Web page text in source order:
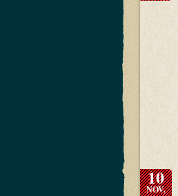
10
NOV.